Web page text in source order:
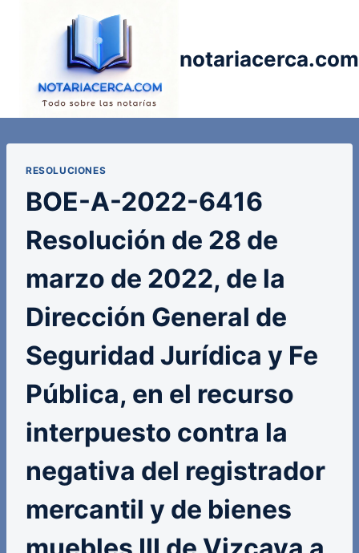
notariacerca.com
RESOLUCIONES
BOE-A-2022-6416
Resolución de 28 de
marzo de 2022, de la
Dirección General de
Seguridad Jurídica y Fe
Pública, en el recurso
interpuesto contra la
negativa del registrador
mercantil y de bienes